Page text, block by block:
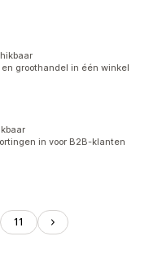
groothandel in één winkel
in voor B2B-klanten
11